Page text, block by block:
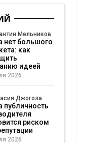
Мельников
нет большого
как
идеей
2026
Джогола
публичность
риском
2026